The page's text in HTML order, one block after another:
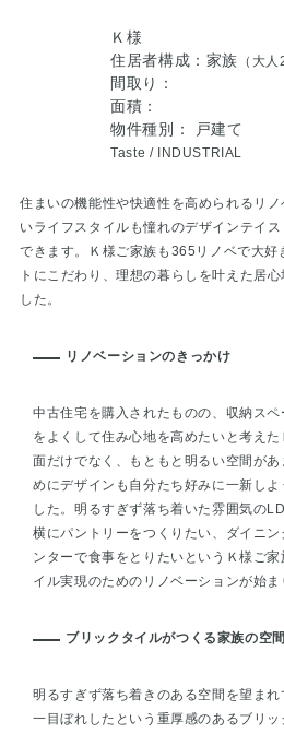
Ｋ様
住居者構成：家族 （大
間取り：
面積：
物件種別： 戸建て
Taste / INDUSTRIAL
住まいの機能性や快適性を高められるリ
いライフスタイルも憧れのデザインテイ
できます。Ｋ様ご家族も365リノベで大好
トにこだわり、理想の暮らしを叶えた居
した。
リノベーションのきっかけ
中古住宅を購入されたものの、収納ス
をよくして住み心地を高めたいと考え
面だけでなく、もともと明るい空間が
めにデザインも自分たち好みに一新し
した。明るすぎず落ち着いた雰囲気の
横にパントリーをつくりたい、ダイニ
ンターで食事をとりたいというＫ様ご
イル実現のためのリノベーションが始ま
ブリックタイルがつくる家族の空間
明るすぎず落ち着きのある空間を望ま
一目ぼれしたという重厚感のあるブリ